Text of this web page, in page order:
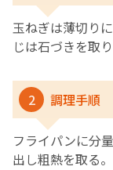
玉ねぎは薄切り
じは石づきを取
2 調理手順
フライパンに分
出し粗熱を取る。